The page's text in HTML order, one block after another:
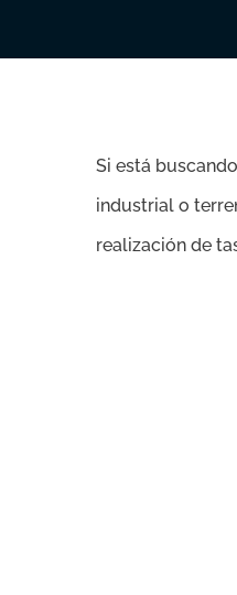
Si está
industrial o
realización de